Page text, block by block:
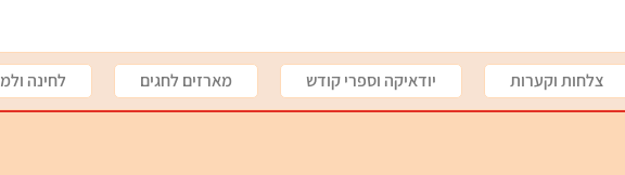
צלחות וקערות יודאיקה וספרי קודש מארזים לחגים לחינה